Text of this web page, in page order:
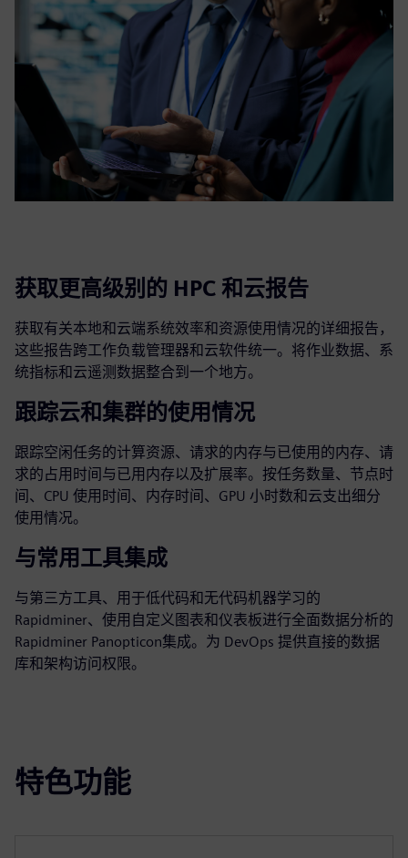
获取更高级别的 HPC 和云报告
获取有关本地和云端系统效率和资源使用情况的详细报告，
这些报告跨工作负载管理器和云软件统一。将作业数据、系
统指标和云遥测数据整合到一个地方。
跟踪云和集群的使用情况
跟踪空闲任务的计算资源、请求的内存与已使用的内存、请
求的占用时间与已用内存以及扩展率。按任务数量、节点时
间、CPU 使用时间、内存时间、GPU 小时数和云支出细分
使用情况。
与常用工具集成
与第三方工具、用于低代码和无代码机器学习的
Rapidminer、使用自定义图表和仪表板进行全面数据分析的
Rapidminer Panopticon集成。为 DevOps 提供直接的数据
库和架构访问权限。
特色功能